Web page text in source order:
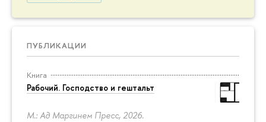
ПУБЛИКАЦИИ
Книга
Рабочий. Господство и гештальт
М.: Ад Маргинем Пресс, 2026.